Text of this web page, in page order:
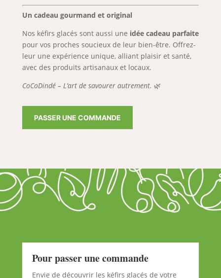
Un cadeau gourmand et original
Nos kéfirs glacés sont aussi une idée cadeau parfaite
pour vos proches soucieux de leur bien-être. Offrez-
leur une expérience unique, alliant plaisir et santé,
avec des produits artisanaux et locaux.
CoCoDindé – L’art de savourer autrement. 🌿
PASSER UNE COMMANDE
Pour passer une commande
Envie de découvrir les kéfirs glacés de votre